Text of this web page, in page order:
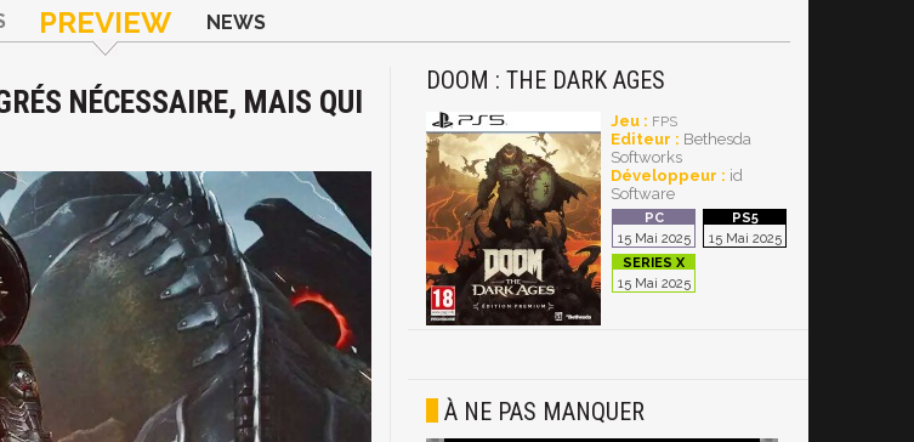
PREVIEW NEWS
NÉCESSAIRE, MAIS QUI
DOOM : THE DARK AGES
Jeu : FPS
Editeur : Bethesda
Softworks
Développeur : id
Software
15 Mai 2025 15 Mai 2025
15 Mai 2025
À NE PAS MANQUER